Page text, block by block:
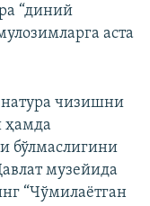
“диний
аста
натура чизишни
ҳамда
бўлмаслигини
музейида
“Чўмилаëтган